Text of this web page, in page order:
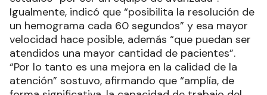
Igualmente, indicó que “posibilita la resolución de
un hemograma cada 60 segundos” y esa mayor
velocidad hace posible, además “que puedan ser
atendidos una mayor cantidad de pacientes”.
“Por lo tanto es una mejora en la calidad de la
atención” sostuvo, afirmando que “amplía, de